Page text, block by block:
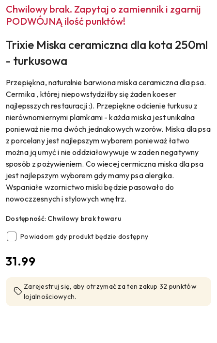
Chwilowy brak. Zapytaj o zamiennik i zgarnij
PODWÓJNĄ ilość punktów!
Trixie Miska ceramiczna dla kota 250ml
- turkusowa
Przepiękna, naturalnie barwiona miska ceramiczna dla psa.
Cermika , której niepowstydziłby się żaden koeser
najlepsszych restauracji :). Przepiękne odcienie turkusu z
nierównomiernymi plamkami - każda miska jest unikalna
ponieważ nie ma dwóch jednakowych wzorów. Miska dla psa
z porcelany jest najlepszym wyborem ponieważ łatwo
można ją umyć i nie oddziałowywuje w zaden negatywny
sposób z pożywieniem. Co wiecej cermiczna miska dla psa
jest najlepszym wyborem gdy mamy psa alergika.
Wspaniałe wzornictwo miski będzie pasowało do
nowoczzesnych i stylowych wnętrz.
Dostępność: Chwilowy brak towaru
Powiadom gdy produkt będzie dostępny
cena:
31.99
Zarejestruj się, aby otrzymać za ten zakup 32 punktów
lojalnościowych.